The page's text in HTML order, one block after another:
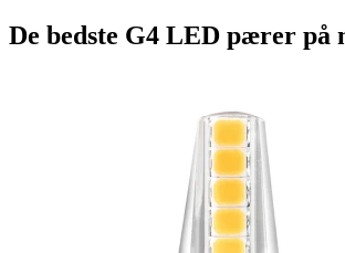
De bedste G4 LED pærer på